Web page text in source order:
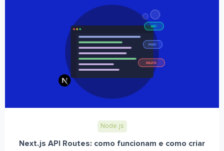
Node.js
Next.js API Routes: como funcionam e como criar